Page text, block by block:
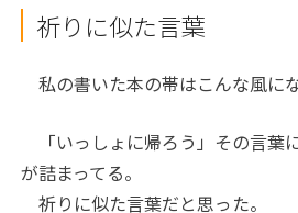
祈りに似た言葉
私の書いた本の帯はこんな風にな
「いっしょに帰ろう」その言葉
が詰まってる。
祈りに似た言葉だと思った。